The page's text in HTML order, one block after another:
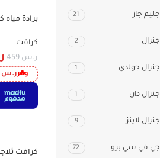
جليم جاز 21
جنرال 2
جنرال جولدي 1
جنرال دان 1
جنرال لاينز 9
جي في سي برو 72
-35%
كرافت
ر.س 459
وفرر.س
-26%